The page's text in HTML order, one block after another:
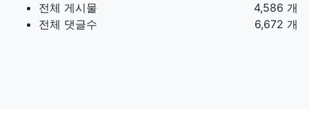
전체 게시물
4,586 개
전체 댓글수
6,672 개